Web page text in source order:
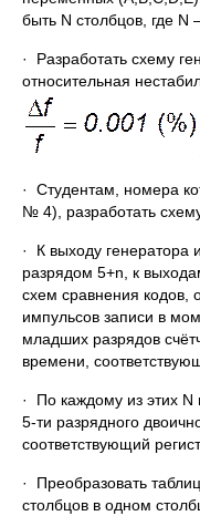
быть N столбцов, где N
· Разработать схему
относительная
· Студентам, номера
№ 4), разработать
· К выходу генератора
разрядом 5+n, к
схем сравнения
импульсов записи в
младших разрядов
времени,
· По каждому из этих N
5-ти разрядного
соответствующий
· Преобразовать
столбцов в одном